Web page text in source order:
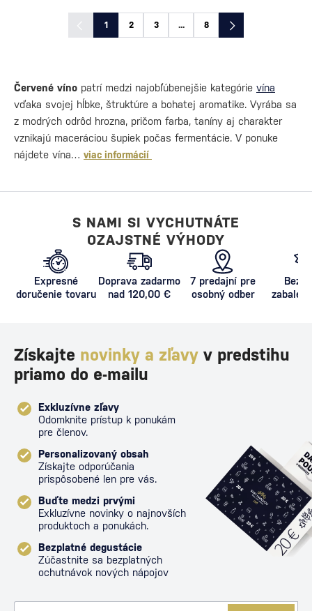
1 2 3 ... 8
Červené víno patrí medzi najobľúbenejšie kategórie vína
vďaka svojej hĺbke, štruktúre a bohatej aromatike. Vyrába sa
z modrých odrôd hrozna, pričom farba, taníny aj charakter
vznikajú maceráciou šupiek počas fermentácie. V ponuke
nájdete vína… viac informácií
S NAMI SI VYCHUTNÁTE
OZAJSTNÉ VÝHODY
Expresné
doručenie tovaru
Doprava zadarmo
nad 120,00 €
7 predajní pre
osobný odber
Získajte novinky a zľavy v predstihu
priamo do e-mailu
Exkluzívne zľavy
Odomknite prístup k ponukám
pre členov.
Personalizovaný obsah
Získajte odporúčania
prispôsobené len pre vás.
Buďte medzi prvými
Exkluzívne novinky o najnovších
produktoch a ponukách.
Bezplatné degustácie
Zúčastnite sa bezplatných
ochutnávok nových nápojov